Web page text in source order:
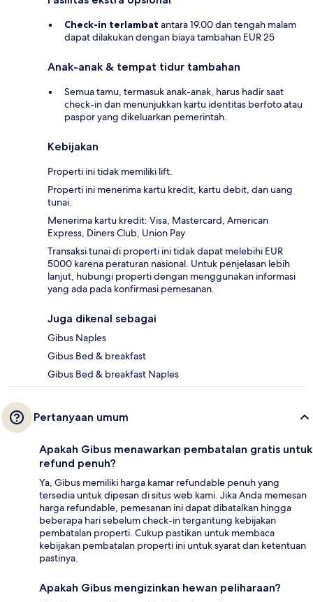
Check-in terlambat antara 19.00 dan tengah malam
dapat dilakukan dengan biaya tambahan EUR 25
Anak-anak & tempat tidur tambahan
Semua tamu, termasuk anak-anak, harus hadir saat
check-in dan menunjukkan kartu identitas berfoto atau
paspor yang dikeluarkan pemerintah.
Kebijakan
Properti ini tidak memiliki lift.
Properti ini menerima kartu kredit, kartu debit, dan uang
tunai.
Menerima kartu kredit: Visa, Mastercard, American
Express, Diners Club, Union Pay
Transaksi tunai di properti ini tidak dapat melebihi EUR
5000 karena peraturan nasional. Untuk penjelasan lebih
lanjut, hubungi properti dengan menggunakan informasi
yang ada pada konfirmasi pemesanan.
Juga dikenal sebagai
Gibus Naples
Gibus Bed & breakfast
Gibus Bed & breakfast Naples
Pertanyaan umum
Apakah Gibus menawarkan pembatalan gratis untuk
refund penuh?
Ya, Gibus memiliki harga kamar refundable penuh yang
tersedia untuk dipesan di situs web kami. Jika Anda memesan
harga refundable, pemesanan ini dapat dibatalkan hingga
beberapa hari sebelum check-in tergantung kebijakan
pembatalan properti. Cukup pastikan untuk membaca
kebijakan pembatalan properti ini untuk syarat dan ketentuan
pastinya.
Apakah Gibus mengizinkan hewan peliharaan?